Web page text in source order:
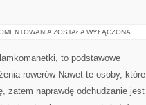
KOŁA
KLAMKOMANETKI,
TO
ELEMENTY
ROWERÓW
ZOSTAŁA WYŁĄCZONA
to podstawowe
rowerów Nawet te osoby, które
zatem naprawdę odchudzanie jest